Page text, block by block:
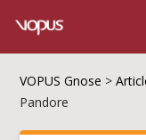
VOPUS Gnose >
Pandore